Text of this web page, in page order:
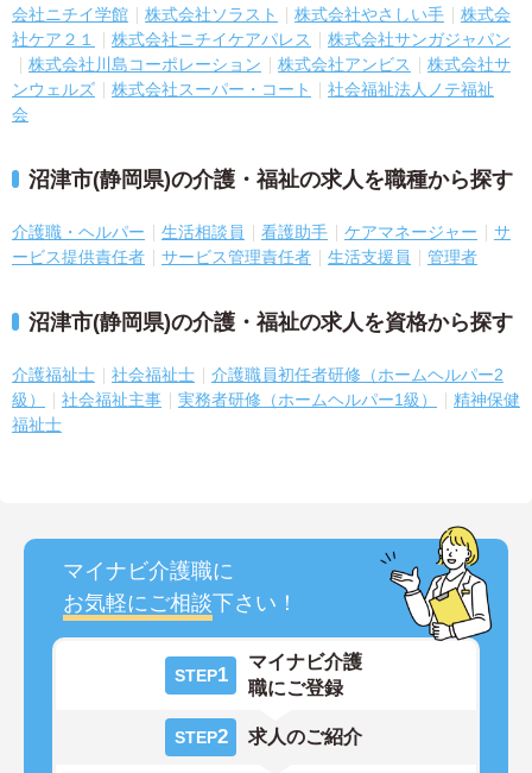
会社ニチイ学館
株式会社ソラスト 株式会社やさしい手
株式会
社ケア２１
株式会社ニチイケアパレス
株式会社サンガジャパン
株式会社川島コーポレーション
株式会社アンビス
株式会社サ
ンウェルズ
株式会社スーパー・コート
社会福祉法人ノテ福祉
会
沼津市(静岡県)の介護・福祉の求人を職種から探す
介護職・ヘルパー 生活相談員 看護助手 ケアマネージャー
サ
ービス提供責任者
サービス管理責任者 生活支援員 管理者
沼津市(静岡県)の介護・福祉の求人を資格から探す
介護福祉士 社会福祉士
介護職員初任者研修（ホームヘルパー2
級）
社会福祉主事 実務者研修（ホームヘルパー1級）
精神保健
福祉士
マイナビ介護職に
お気軽にご相談下さい！
STEP1
マイナビ介護
職にご登録
STEP2 求人のご紹介